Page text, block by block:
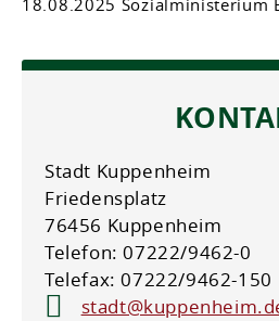
18.08.2025 Sozialministerium
Stadt Kuppenheim
Friedensplatz
76456 Kuppenheim
Telefon: 07222/9462-0
Telefax: 07222/9462-150